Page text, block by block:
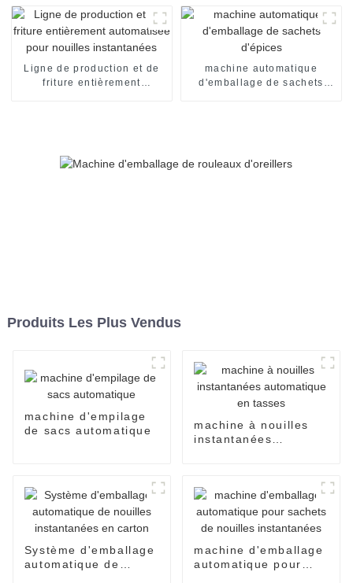
film rétractable, machine de
scellage
Ligne de production et de
friture entièrement
machine automatique
d'emballage de sachets
Produits Les Plus Vendus
machine d'empilage
de sacs automatique
machine à nouilles
instantanées
Système d'emballage
automatique de
machine d'emballage
automatique pour